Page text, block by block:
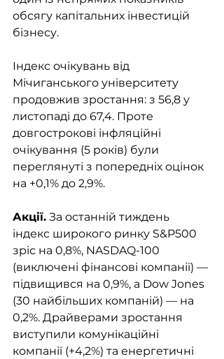
обсягу капітальних інвестицій
бізнесу.
Індекс очікувань від
Мічиганського університету
продовжив зростання: з 56,8 у
листопаді до 67,4. Проте
довгострокові інфляційні
очікування (5 років) були
переглянуті з попередніх оцінок
на +0,1% до 2,9%.
Акції. За останній тиждень
індекс широкого ринку S&P500
зріс на 0,8%, NASDAQ-100
(виключені фінансові компанії) —
підвищився на 0,9%, а Dow Jones
(30 найбільших компаній) — на
0,2%. Драйверами зростання
виступили комунікаційні
компанії (+4,2%) та енергетичні